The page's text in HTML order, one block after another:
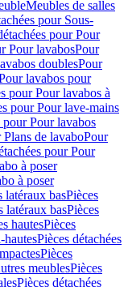
Meubles de salles
pour Sous-
pour Pour
Pour lavabosPour
doublesPour
lavabos pour
pour Pour lavabos à
pour Pour lave-mains
pour Pour lavabos
Plans de lavaboPour
pour Pour
à poser
à poser
latéraux basPièces
latéraux basPièces
hautesPièces
hautesPièces détachées
Pièces
meublesPièces
Pièces détachées